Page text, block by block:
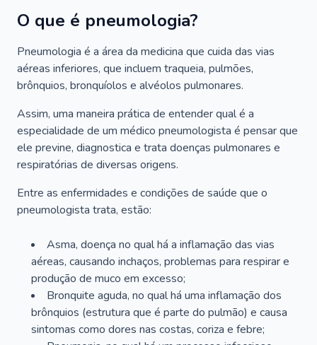
O que é pneumologia?
Pneumologia é a área da medicina que cuida das vias
aéreas inferiores, que incluem traqueia, pulmões,
brônquios, bronquíolos e alvéolos pulmonares.
Assim, uma maneira prática de entender qual é a
especialidade de um médico pneumologista é pensar que
ele previne, diagnostica e trata doenças pulmonares e
respiratórias de diversas origens.
Entre as enfermidades e condições de saúde que o
pneumologista trata, estão:
Asma, doença no qual há a inflamação das vias
aéreas, causando inchaços, problemas para respirar e
produção de muco em excesso;
Bronquite aguda, no qual há uma inflamação dos
brônquios (estrutura que é parte do pulmão) e causa
sintomas como dores nas costas, coriza e febre;